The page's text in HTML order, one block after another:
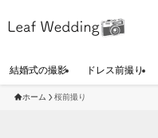
結婚式の撮影 ドレス前撮り
ホーム 桜前撮り